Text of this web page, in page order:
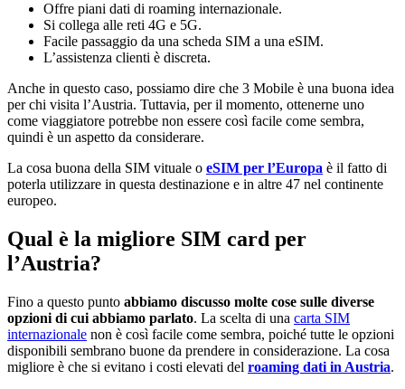
Offre piani dati di roaming internazionale.
Si collega alle reti 4G e 5G.
Facile passaggio da una scheda SIM a una eSIM.
L’assistenza clienti è discreta.
Anche in questo caso, possiamo dire che 3 Mobile è una buona idea
per chi visita l’Austria. Tuttavia, per il momento, ottenerne uno
come viaggiatore potrebbe non essere così facile come sembra,
quindi è un aspetto da considerare.
La cosa buona della SIM vituale o eSIM per l’Europa è il fatto di
poterla utilizzare in questa destinazione e in altre 47 nel continente
europeo.
Qual è la migliore SIM card per
l’Austria?
Fino a questo punto abbiamo discusso molte cose sulle diverse
opzioni di cui abbiamo parlato. La scelta di una carta SIM
internazionale non è così facile come sembra, poiché tutte le opzioni
disponibili sembrano buone da prendere in considerazione. La cosa
migliore è che si evitano i costi elevati del roaming dati in Austria.